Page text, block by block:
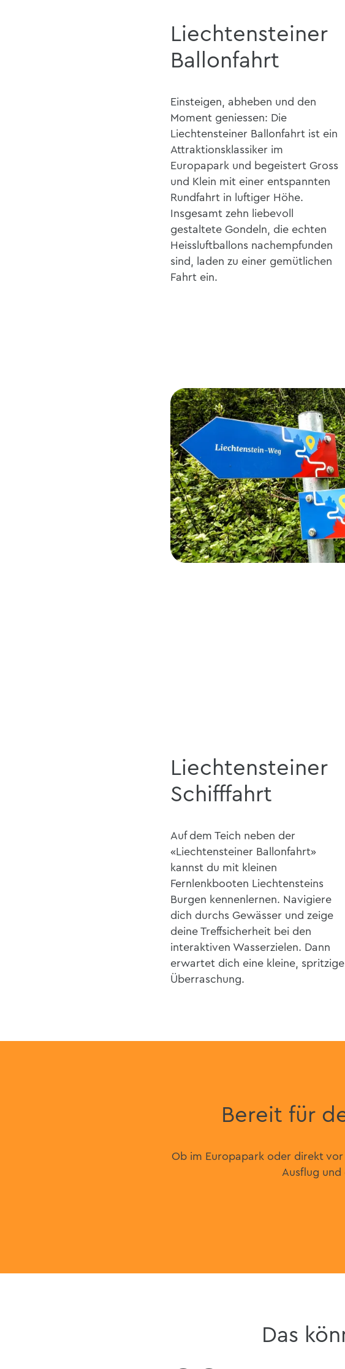
Liechtensteiner
Ballonfahrt
Einsteigen, abheben und den
Moment geniessen: Die
Liechtensteiner Ballonfahrt ist ein
Attraktionsklassiker im
Europapark und begeistert Gross
und Klein mit einer entspannten
Rundfahrt in luftiger Höhe.
Insgesamt zehn liebevoll
gestaltete Gondeln, die echten
Heissluftballons nachempfunden
sind, laden zu einer gemütlichen
Fahrt ein.
Liechtensteiner
Schifffahrt
Auf dem Teich neben der
«Liechtensteiner Ballonfahrt»
kannst du mit kleinen
Fernlenkbooten Liechtensteins
Burgen kennenlernen. Navigiere
dich durchs Gewässer und zeige
deine Treffsicherheit bei den
interaktiven Wasserzielen. Dann
erwartet dich eine kleine, spritzige
Überraschung.
Bereit für
Ob im Europapark oder direkt
Ausflug und
Das